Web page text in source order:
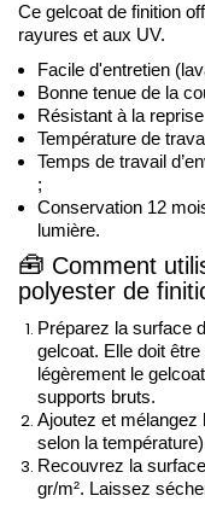
Ce gelcoat de finition
rayures et aux UV.
Facile d'entretien
Bonne tenue de la
Résistant à la reprise
Température de
Temps de travail
;
Conservation 12
lumière.
🧰 Comment
polyester de
Préparez la surface
gelcoat. Elle doit
légèrement le
supports bruts.
Ajoutez et mélangez
selon la
Recouvrez la
gr/m². Laissez